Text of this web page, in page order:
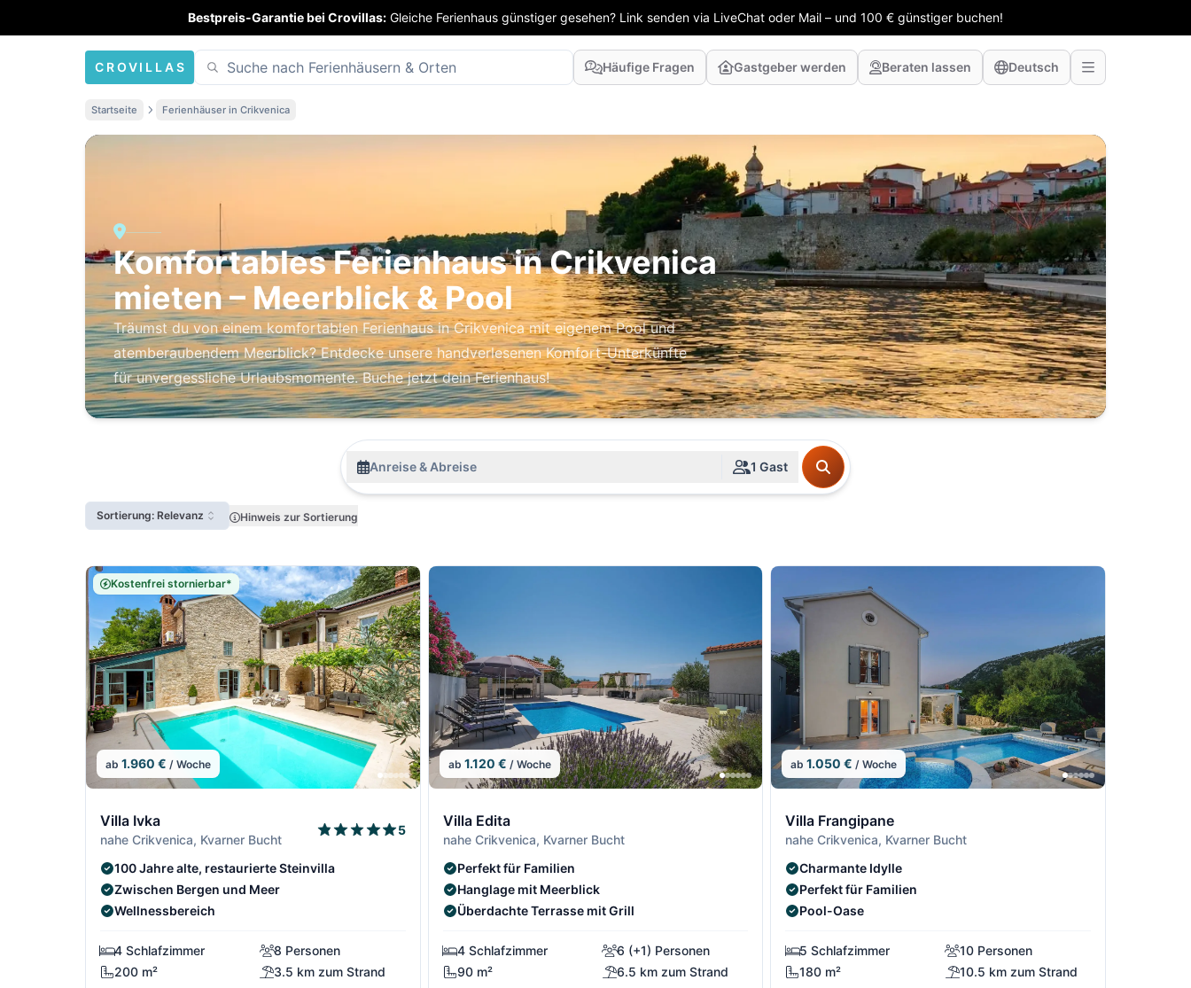
Bestpreis-Garantie bei Crovillas: Gleiche Ferienhaus günstiger gesehen? Link senden via LiveChat oder Mail – und 100 € günstiger buchen!
CROVILLAS Häufige Fragen Gastgeber werden Beraten lassen Deutsch
Startseite Ferienhäuser in Crikvenica
Komfortables Ferienhaus in Crikvenica
mieten – Meerblick & Pool
Träumst du von einem komfortablen Ferienhaus in Crikvenica mit eigenem Pool und
atemberaubendem Meerblick? Entdecke unsere handverlesenen Komfort-Unterkünfte
für unvergessliche Urlaubsmomente. Buche jetzt dein Ferienhaus!
Anreise & Abreise 1 Gast
Sortierung: Relevanz Hinweis zur Sortierung
Kostenfrei stornierbar*
ab 1.960 € / Woche
Villa Ivka
nahe Crikvenica, Kvarner Bucht
5
100 Jahre alte, restaurierte Steinvilla
Zwischen Bergen und Meer
Wellnessbereich
4 Schlafzimmer
8 Personen
200 m²
3.5 km zum Strand
ab 1.120 € / Woche
Villa Edita
nahe Crikvenica, Kvarner Bucht
Perfekt für Familien
Hanglage mit Meerblick
Überdachte Terrasse mit Grill
4 Schlafzimmer
6 (+1) Personen
90 m²
6.5 km zum Strand
ab1.050 € / Woche
Villa Frangipane
nahe Crikvenica, Kvarner Bucht
Charmante Idylle
Perfekt für Familien
Pool-Oase
5 Schlafzimmer
10 Personen
180 m²
10.5 km zum Strand